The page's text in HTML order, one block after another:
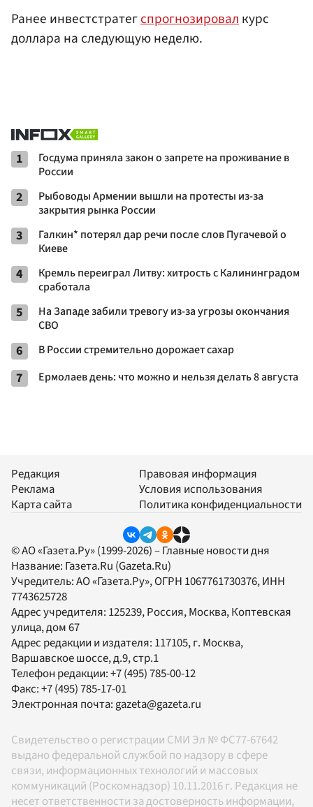
Ранее инвестстратегспрогнозировалкурс
доллара на следующую неделю.
1
Госдума приняла закон о запрете на проживание в
России
2
Рыбоводы Армении вышли на протесты из-за
закрытия рынка России
3
Галкин* потерял дар речи после слов Пугачевой о
Киеве
4
Кремль переиграл Литву: хитрость с Калининградом
сработала
5
На Западе забили тревогу из-за угрозы окончания
СВО
6 В России стремительно дорожает сахар
7 Ермолаев день: что можно и нельзя делать 8 августа
Редакция
Реклама
Карта сайта
Правовая информация
Условия использования
Политика конфиденциальности
© АО «Газета.Ру» (1999-2026) – Главные новости дня
Название: Газета.Ru (Gazeta.Ru)
Учредитель:АО «Газета.Ру», ОГРН 1067761730376, ИНН
7743625728
Адрес учредителя: 125239, Россия, Москва, Коптевская
улица, дом 67
Адрес редакции и издателя: 117105, г. Москва,
Варшавское шоссе, д.9, стр.1
Телефон редакции:+7 (495) 785-00-12
Факс:+7 (495) 785-17-01
Электронная почта:gazeta@gazeta.ru
Свидетельство о регистрации СМИ Эл № ФС77-67642
выдано федеральной службой по надзору в сфере
связи, информационных технологий и массовых
коммуникаций (Роскомнадзор) 10.11.2016 г. Редакция не
несет ответственности за достоверность информации,